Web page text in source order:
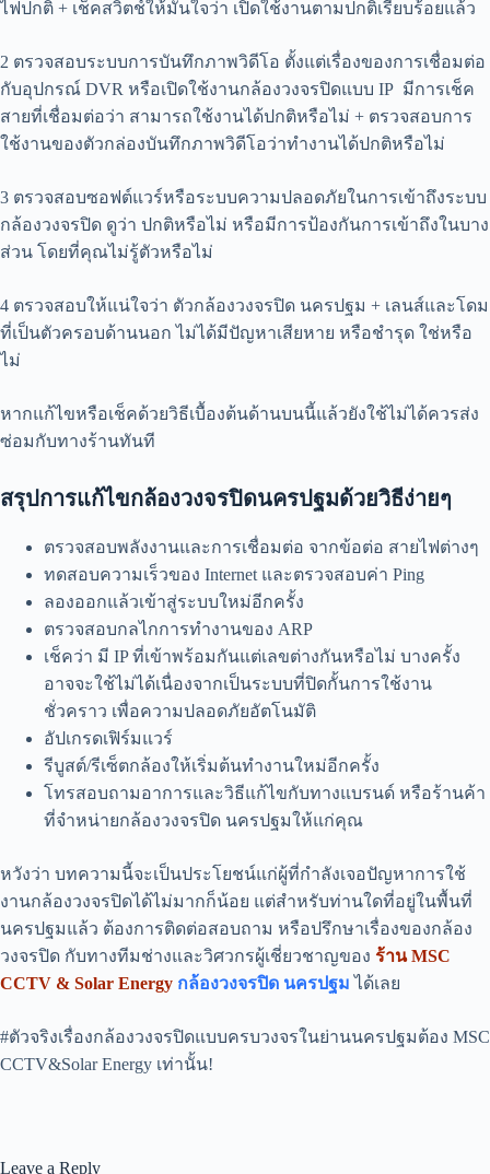
ไฟปกติ + เช็คสวิตช์ให้มั่นใจว่า เปิดใช้งานตามปกติเรียบร้อยแล้ว
2 ตรวจสอบระบบการบันทึกภาพวิดีโอ ตั้งแต่เรื่องของการเชื่อมต่อ
กับอุปกรณ์ DVR หรือเปิดใช้งานกล้องวงจรปิดแบบ IP มีการเช็ค
สายที่เชื่อมต่อว่า สามารถใช้งานได้ปกติหรือไม่ + ตรวจสอบการ
ใช้งานของตัวกล่องบันทึกภาพวิดีโอว่าทำงานได้ปกติหรือไม่
3 ตรวจสอบซอฟต์แวร์หรือระบบความปลอดภัยในการเข้าถึงระบบ
กล้องวงจรปิด ดูว่า ปกติหรือไม่ หรือมีการป้องกันการเข้าถึงในบาง
ส่วน โดยที่คุณไม่รู้ตัวหรือไม่
4 ตรวจสอบให้แน่ใจว่า ตัวกล้องวงจรปิด นครปฐม + เลนส์และโดม
ที่เป็นตัวครอบด้านนอก ไม่ได้มีปัญหาเสียหาย หรือชำรุด ใช่หรือ
ไม่
หากแก้ไขหรือเช็คด้วยวิธีเบื้องต้นด้านบนนี้แล้วยังใช้ไม่ได้ควรส่ง
ซ่อมกับทางร้านทันที
สรุปการแก้ไขกล้องวงจรปิดนครปฐมด้วยวิธีง่ายๆ
ตรวจสอบพลังงานและการเชื่อมต่อ จากข้อต่อ สายไฟต่างๆ
ทดสอบความเร็วของ Internet และตรวจสอบค่า Ping
ลองออกแล้วเข้าสู่ระบบใหม่อีกครั้ง
ตรวจสอบกลไกการทำงานของ ARP
เช็คว่า มี IP ที่เข้าพร้อมกันแต่เลขต่างกันหรือไม่ บางครั้ง
อาจจะใช้ไม่ได้เนื่องจากเป็นระบบที่ปิดกั้นการใช้งาน
ชั่วคราว เพื่อความปลอดภัยอัตโนมัติ
อัปเกรดเฟิร์มแวร์
รีบูสต์/รีเซ็ตกล้องให้เริ่มต้นทำงานใหม่อีกครั้ง
โทรสอบถามอาการและวิธีแก้ไขกับทางแบรนด์ หรือร้านค้า
ที่จำหน่ายกล้องวงจรปิด นครปฐมให้แก่คุณ
หวังว่า บทความนี้จะเป็นประโยชน์แก่ผู้ที่กำลังเจอปัญหาการใช้
งานกล้องวงจรปิดได้ไม่มากก็น้อย แต่สำหรับท่านใดที่อยู่ในพื้นที่
นครปฐมแล้ว ต้องการติดต่อสอบถาม หรือปรึกษาเรื่องของกล้อง
วงจรปิด กับทางทีมช่างและวิศวกรผู้เชี่ยวชาญของ ร้าน MSC
CCTV & Solar Energy กล้องวงจรปิด นครปฐม ได้เลย
#ตัวจริงเรื่องกล้องวงจรปิดแบบครบวงจรในย่านนครปฐมต้อง MSC
CCTV&Solar Energy เท่านั้น!
Leave a Reply